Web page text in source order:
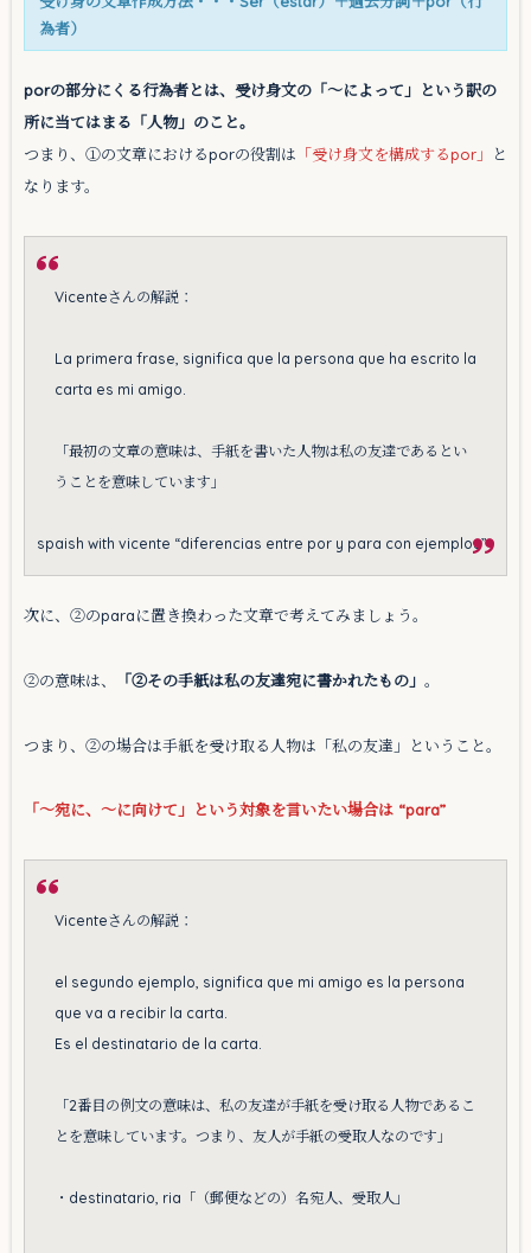
為者）
porの部分にくる行為者とは、受け身文の「〜によって」という訳の
所に当てはまる「人物」のこと。
つまり、①の文章におけるporの役割は 「受け身文を構成するpor」
と
なります。
Vicenteさんの解説：
La primera frase, significa que la persona que ha escrito la
carta es mi amigo.
「最初の文章の意味は、手紙を書いた人物は私の友達であるとい
うことを意味しています」
spaish with vicente “diferencias entre por y para con ejemplos”
次に、②のparaに置き換わった文章で考えてみましょう。
②の意味は、 「②その手紙は私の友達宛に書かれたもの」 。
つまり、②の場合は手紙を受け取る人物は「私の友達」ということ。
「〜宛に、〜に向けて」という対象を言いたい場合は “para”
Vicenteさんの解説：
el segundo ejemplo, significa que mi amigo es la persona
que va a recibir la carta.
Es el destinatario de la carta.
「2番目の例文の意味は、私の友達が手紙を受け取る人物であるこ
とを意味しています。つまり、友人が手紙の受取人なのです」
・destinatario, ria「（郵便などの）名宛人、受取人」